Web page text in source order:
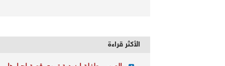
الأكثر قراءة